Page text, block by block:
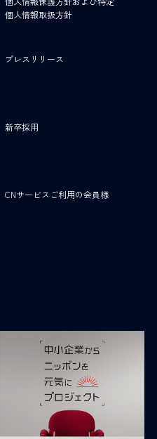
個人情報取扱方針
プレスリリース
新卒採用
CNサービスご利用の会員様